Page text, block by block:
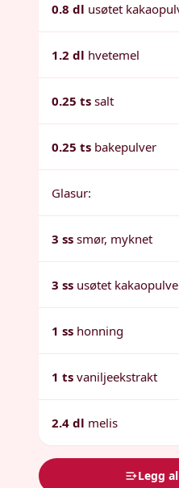
0.8 dl usøtet
1.2 dl hvetemel
0.25 ts salt
0.25 ts bakepulver
Glasur:
3 ss smør, myknet
3 ss usøtet
1 ss honning
1 ts vaniljeekstrakt
2.4 dl melis
Legg